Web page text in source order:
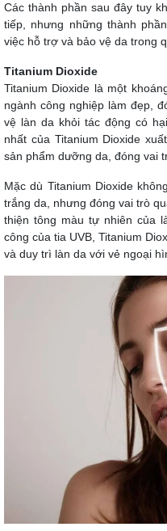
Các thành phần sau đây tuy
tiếp, nhưng những thành
việc hỗ trợ và bảo vệ da trong
Titanium Dioxide
Titanium Dioxide là một
ngành công nghiệp làm đẹp,
vệ làn da khỏi tác động có
nhất của Titanium Dioxide
sản phẩm dưỡng da, đóng vai
Mặc dù Titanium Dioxide
trắng da, nhưng đóng vai trò
thiện tông màu tự nhiên của
công của tia UVB, Titanium
và duy trì làn da với vẻ ngoại